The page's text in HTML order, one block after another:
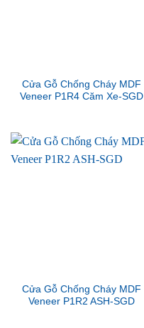
Cửa Gỗ Chống Cháy MDF
Veneer P1R4 Căm Xe-SGD
Cửa Gỗ Chống Cháy MDF
Veneer P1R2 ASH-SGD